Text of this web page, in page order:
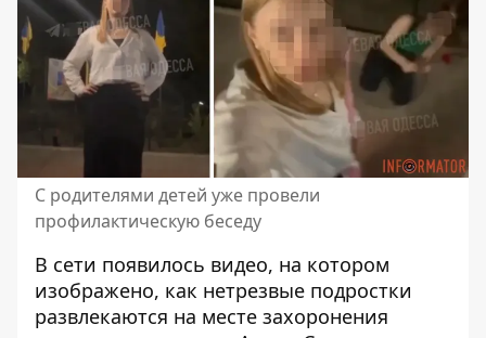
С родителями детей уже провели
профилактическую беседу
В сети появилось видео, на котором
изображено, как нетрезвые подростки
развлекаются на месте захоронения